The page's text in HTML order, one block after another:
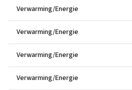
Verwarming/Energie
Verwarming/Energie
Verwarming/Energie
Verwarming/Energie